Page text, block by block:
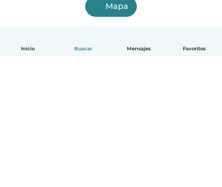
Inicio Buscar Mensajes Favoritos
Mapa